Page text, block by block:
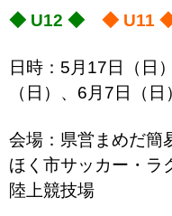
◆ U12 ◆ ◆ U11
日時：5月17日（日
（日）、6月7日（
会場：県営まめだ簡
ほく市サッカー・ラ
陸上競技場